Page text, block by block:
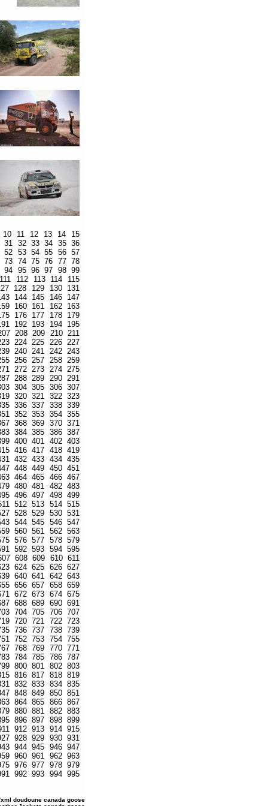
10 11 12 13 14
15
31 32 33 34 35 36
52 53 54 55 56 57
73 74 75 76 77 78
94 95 96 97 98 99
112 113 114
115
128 129 130
131
144 145 146
147
160 161 162
163
176 177 178
179
192 193 194
195
208 209 210 211
224 225 226 227
240 241 242 243
256 257 258 259
272 273 274 275
288 289 290 291
304 305 306 307
320 321 322 323
336 337 338 339
352 353 354 355
368 369 370 371
384 385 386 387
400 401 402 403
416 417 418 419
432 433 434 435
448 449 450 451
464 465 466 467
480 481 482 483
496 497 498 499
512 513 514 515
528 529 530 531
544 545 546 547
560 561 562 563
576 577 578 579
592 593 594 595
608 609 610 611
624 625 626 627
640 641 642 643
656 657 658 659
672 673 674 675
688 689 690 691
704 705 706 707
720 721 722 723
736 737 738 739
752 753 754 755
768 769 770 771
784 785 786 787
800 801 802 803
816 817 818 819
832 833 834 835
848 849 850 851
864 865 866 867
880 881 882 883
896 897 898 899
912 913 914 915
928 929 930 931
944 945 946 947
960 961 962 963
976 977 978 979
992 993 994 995
doudoune canada goose